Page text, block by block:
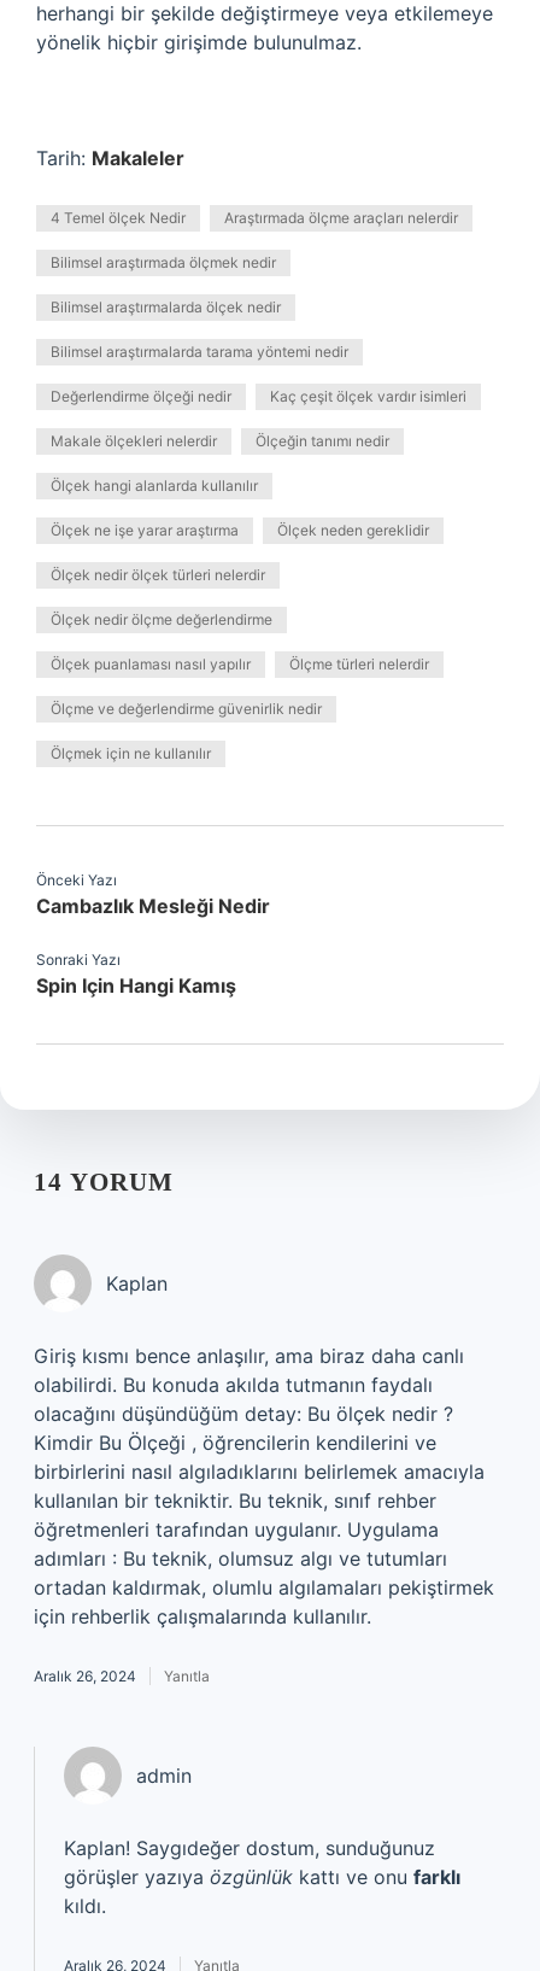
herhangi bir şekilde değiştirmeye veya etkilemeye
yönelik hiçbir girişimde bulunulmaz.
Tarih: Makaleler
4 Temel ölçek Nedir Araştırmada ölçme araçları nelerdir
Bilimsel araştırmada ölçmek nedir
Bilimsel araştırmalarda ölçek nedir
Bilimsel araştırmalarda tarama yöntemi nedir
Değerlendirme ölçeği nedir Kaç çeşit ölçek vardır isimleri
Makale ölçekleri nelerdir Ölçeğin tanımı nedir
Ölçek hangi alanlarda kullanılır
Ölçek ne işe yarar araştırma Ölçek neden gereklidir
Ölçek nedir ölçek türleri nelerdir
Ölçek nedir ölçme değerlendirme
Ölçek puanlaması nasıl yapılır Ölçme türleri nelerdir
Ölçme ve değerlendirme güvenirlik nedir
Ölçmek için ne kullanılır
Önceki Yazı
Cambazlık Mesleği Nedir
Sonraki Yazı
Spin Için Hangi Kamış
14 YORUM
Kaplan
Giriş kısmı bence anlaşılır, ama biraz daha canlı
olabilirdi. Bu konuda akılda tutmanın faydalı
olacağını düşündüğüm detay: Bu ölçek nedir ?
Kimdir Bu Ölçeği , öğrencilerin kendilerini ve
birbirlerini nasıl algıladıklarını belirlemek amacıyla
kullanılan bir tekniktir. Bu teknik, sınıf rehber
öğretmenleri tarafından uygulanır. Uygulama
adımları : Bu teknik, olumsuz algı ve tutumları
ortadan kaldırmak, olumlu algılamaları pekiştirmek
için rehberlik çalışmalarında kullanılır.
Aralık 26, 2024 Yanıtla
admin
Kaplan! Saygıdeğer dostum, sunduğunuz
görüşler yazıya özgünlük kattı ve onu farklı
kıldı.
Aralık 26, 2024 Yanıtla